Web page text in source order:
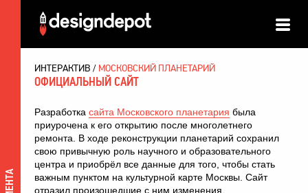
ИНТЕРАКТИВ МОСКОВСКИЙ ПЛАНЕТАРИЙ
ОФИЦИАЛЬНЫЙ САЙТ
Разработка сайта Московского планетария была
приурочена к его открытию после многолетнего
ремонта. В ходе реконструкции планетарий сохранил
свою привычную роль научного и образовательного
центра и приобрёл все данные для того, чтобы стать
важным пунктом на культурной карте Москвы. Сайт
отразил произошедшие с ним изменения.